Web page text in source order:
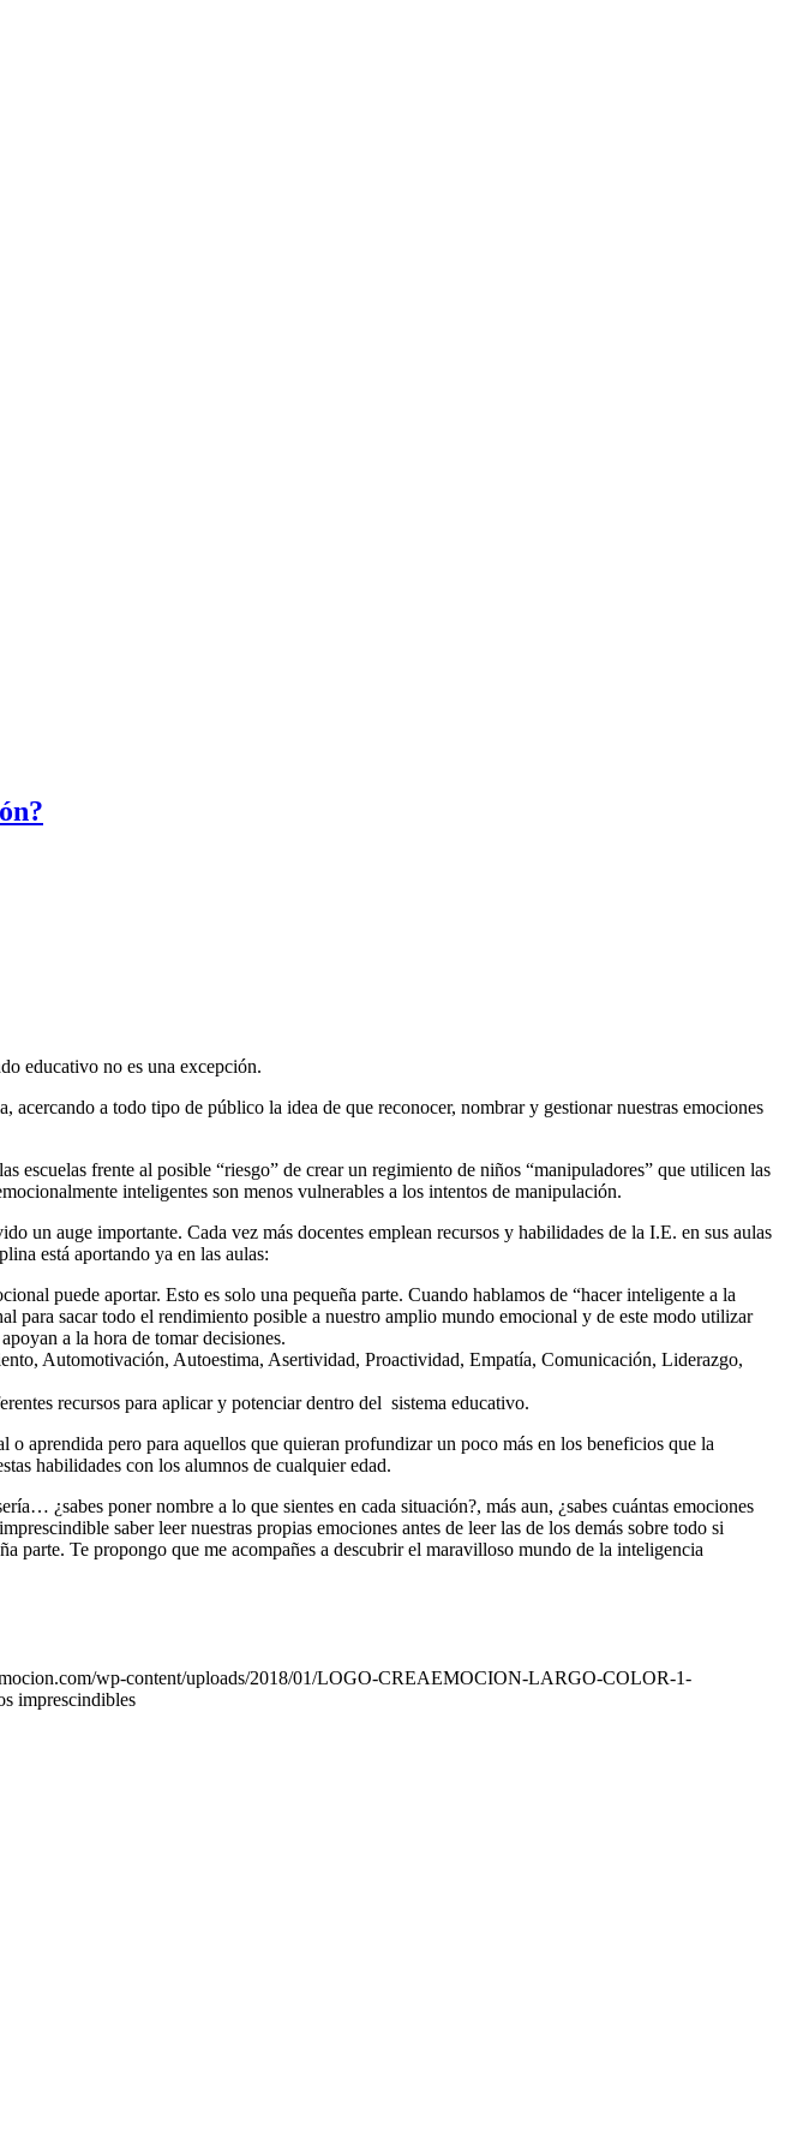
educativo no es una excepción.
a todo tipo de público la idea de que reconocer, nombrar y gestionar nuestras emociones
frente al posible “riesgo” de crear un regimiento de niños “manipuladores” que utilicen las
inteligentes son menos vulnerables a los intentos de manipulación.
auge importante. Cada vez más docentes emplean recursos y habilidades de la I.E. en sus aulas
está aportando ya en las aulas:
puede aportar. Esto es solo una pequeña parte. Cuando hablamos de “hacer inteligente a la
para sacar todo el rendimiento posible a nuestro amplio mundo emocional y de este modo utilizar
a la hora de tomar decisiones.
Automotivación, Autoestima, Asertividad, Proactividad, Empatía, Comunicación, Liderazgo,
recursos para aplicar y potenciar dentro del sistema educativo.
aprendida pero para aquellos que quieran profundizar un poco más en los beneficios que la
habilidades con los alumnos de cualquier edad.
¿sabes poner nombre a lo que sientes en cada situación?, más aun, ¿sabes cuántas emociones
saber leer nuestras propias emociones antes de leer las de los demás sobre todo si
parte. Te propongo que me acompañes a descubrir el maravilloso mundo de la inteligencia
wp-content/uploads/2018/01/LOGO-CREAEMOCION-LARGO-COLOR-1-
imprescindibles